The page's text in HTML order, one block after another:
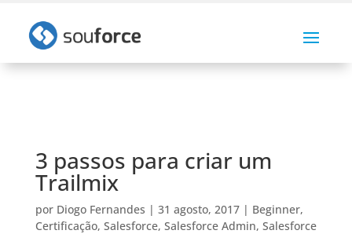
3 passos para criar um
Trailmix
por Diogo Fernandes | 31 agosto, 2017| Beginner,
Certificação, Salesforce, Salesforce Admin, Salesforce